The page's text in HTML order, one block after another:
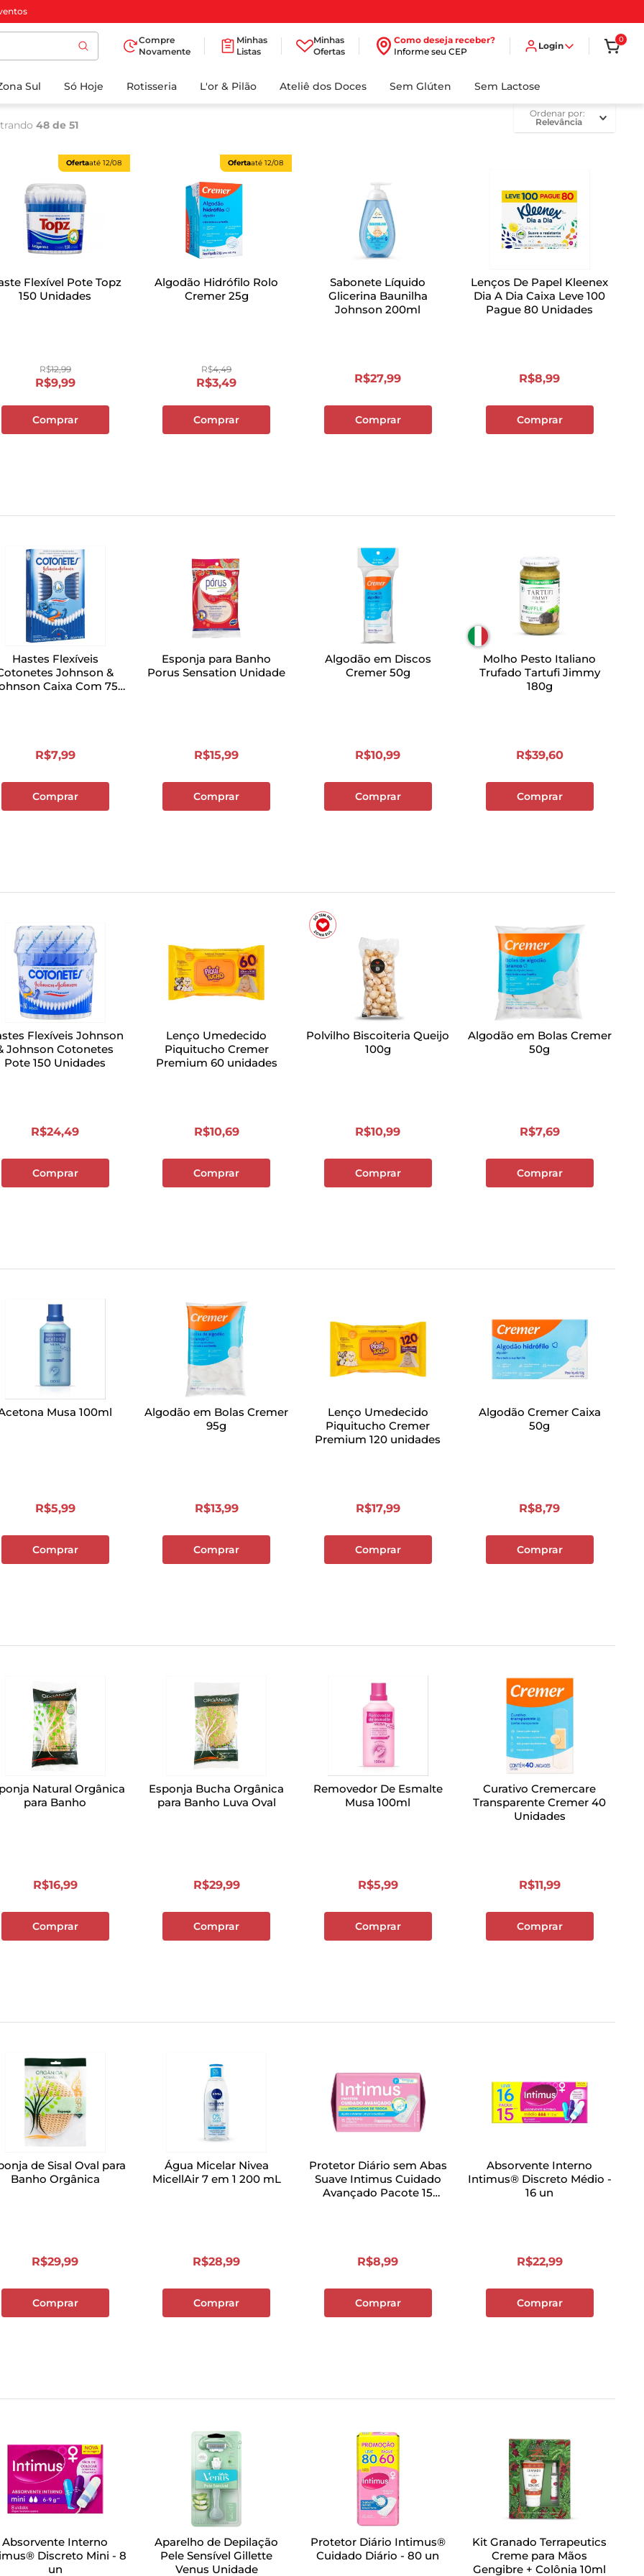
Compre
Novamente
Minhas
Listas
Minhas
Ofertas
Como deseja receber?
Informe seu CEP
Login
0
Sul Só Hoje Rotisseria L'or & Pilão Ateliê dos Doces Sem Glúten Sem Lactose
48 de 51
ordenar por
Relevância
Ofertaaté12/08
Flexível Pote Topz
150 Unidades
R$12,99
R$9,99
Comprar
Ofertaaté12/08
Algodão Hidrófilo Rolo
Cremer 25g
R$4,49
R$3,49
Comprar
Sabonete Líquido
Glicerina Baunilha
Johnson 200ml
R$27,99
Comprar
Lenços De Papel Kleenex
Dia A Dia Caixa Leve 100
Pague 80 Unidades
R$8,99
Comprar
Hastes Flexíveis
Johnson &
Caixa Com 75
R$7,99
Comprar
Esponja para Banho
Porus Sensation Unidade
R$15,99
Comprar
Algodão em Discos
Cremer 50g
R$10,99
Comprar
Molho Pesto Italiano
Trufado Tartufi Jimmy
180g
R$39,60
Comprar
Flexíveis Johnson
Johnson Cotonetes
Pote 150 Unidades
R$24,49
Comprar
Lenço Umedecido
Piquitucho Cremer
Premium 60 unidades
R$10,69
Comprar
Polvilho Biscoiteria Queijo
100g
R$10,99
Comprar
Algodão em Bolas Cremer
50g
R$7,69
Comprar
Musa 100ml
R$5,99
Comprar
Algodão em Bolas Cremer
95g
R$13,99
Comprar
Lenço Umedecido
Piquitucho Cremer
Premium 120 unidades
R$17,99
Comprar
Algodão Cremer Caixa
50g
R$8,79
Comprar
Natural Orgânica
para Banho
R$16,99
Comprar
Esponja Bucha Orgânica
para Banho Luva Oval
R$29,99
Comprar
Removedor De Esmalte
Musa 100ml
R$5,99
Comprar
Curativo Cremercare
Transparente Cremer 40
Unidades
R$11,99
Comprar
de Sisal Oval para
Banho Orgânica
R$29,99
Comprar
Água Micelar Nivea
MicellAir 7 em 1 200 mL
R$28,99
Comprar
Protetor Diário sem Abas
Suave Intimus Cuidado
Avançado Pacote 15
R$8,99
Comprar
Absorvente Interno
Intimus® Discreto Médio -
16 un
R$22,99
Comprar
Absorvente Interno
Discreto Mini - 8
un
Aparelho de Depilação
Pele Sensível Gillette
Venus Unidade
Protetor Diário Intimus®
Cuidado Diário - 80 un
Kit Granado Terrapeutics
Creme para Mãos
Gengibre + Colônia 10ml
BUSCADOS
3º
8º
biscoito